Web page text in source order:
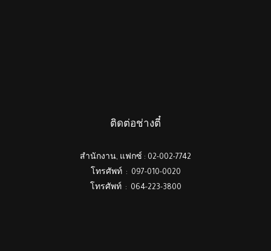
ติดต่อช่างตี๋
สำนักงาน, แฟกซ์ : 02-002-7742
โทรศัพท์ : 097-010-0020
โทรศัพท์ : 064-223-3800